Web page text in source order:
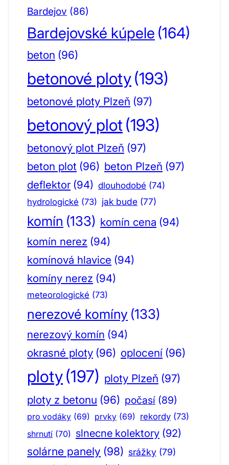
Bardejov (86)
Bardejovské kúpele (164)
beton (96)
betonové ploty(193)
betonové ploty Plzeň (97)
betonový plot (193)
betonový plot Plzeň (97)
beton plot (96) beton Plzeň (97)
deflektor (94) dlouhodobé (74)
hydrologické (73) jak bude (77)
komín (133) komín cena (94)
komín nerez (94)
komínová hlavice (94)
komíny nerez (94)
meteorologické (73)
nerezové komíny (133)
nerezový komín (94)
okrasné ploty (96) oplocení (96)
ploty(197) ploty Plzeň (97)
ploty z betonu (96) počasí (89)
pro vodáky (69) prvky (69) rekordy (73)
shrnutí (70) slnecne kolektory (92)
solárne panely (98) srážky (79)